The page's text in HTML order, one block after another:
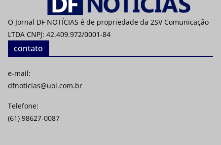
O Jornal DF NOTÍCIAS é de propriedade da 2SV Comunicação
LTDA CNPJ: 42.409.972/0001-84
contato
e-mail:
dfnoticias@uol.com.br
Telefone:
(61) 98627-0087